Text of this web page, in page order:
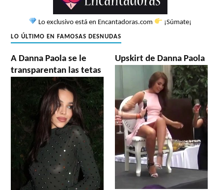
Lo exclusivo está en Encantadoras.com ¡Súmate¡
LO ÚLTIMO EN FAMOSAS DESNUDAS
A Danna Paola se le
transparentan las tetas
Upskirt de Danna Paola